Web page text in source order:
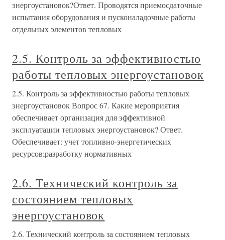
энергоустановок?Ответ. Проводятся приемосдаточные
испытания оборудования и пусконаладочные работы
отдельных элементов тепловых
2.5. Контроль за эффективностью
работы тепловых энергоустановок
2.5. Контроль за эффективностью работы тепловых
энергоустановок Вопрос 67. Какие мероприятия
обеспечивает организация для эффективной
эксплуатации тепловых энергоустановок? Ответ.
Обеспечивает: учет топливно-энергетических
ресурсов;разработку нормативных
2.6. Технический контроль за
состоянием тепловых
энергоустановок
2.6. Технический контроль за состоянием тепловых